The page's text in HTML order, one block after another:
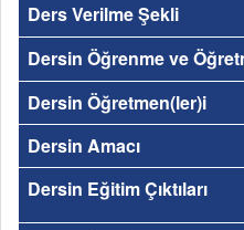
Ders Verilme Şekli
Dersin Öğrenme ve
Dersin Öğretmen(ler)i
Dersin Amacı
Dersin Eğitim Çıktıları